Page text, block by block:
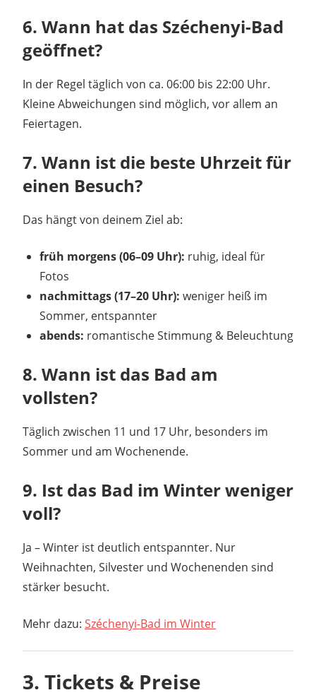
6. Wann hat das Széchenyi-Bad
geöffnet?
In der Regel täglich von ca. 06:00 bis 22:00 Uhr.
Kleine Abweichungen sind möglich, vor allem an
Feiertagen.
7. Wann ist die beste Uhrzeit für
einen Besuch?
Das hängt von deinem Ziel ab:
früh morgens (06–09 Uhr): ruhig, ideal für
Fotos
nachmittags (17–20 Uhr): weniger heiß im
Sommer, entspannter
abends: romantische Stimmung & Beleuchtung
8. Wann ist das Bad am
vollsten?
Täglich zwischen 11 und 17 Uhr, besonders im
Sommer und am Wochenende.
9. Ist das Bad im Winter weniger
voll?
Ja – Winter ist deutlich entspannter. Nur
Weihnachten, Silvester und Wochenenden sind
stärker besucht.
Mehr dazu: Széchenyi-Bad im Winter
3. Tickets & Preise